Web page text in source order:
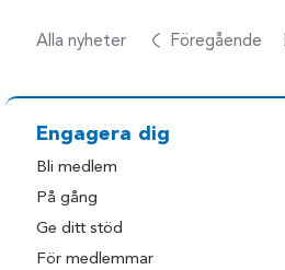
Alla nyheter Föregående
Engagera dig
Bli medlem
På gång
Ge ditt stöd
För medlemmar